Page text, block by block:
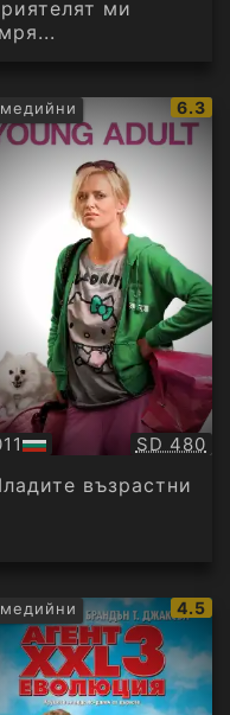
ми
IMDb
6.3
SD 480
възрастни
IMDb
4.5